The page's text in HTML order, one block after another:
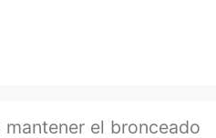
el bronceado